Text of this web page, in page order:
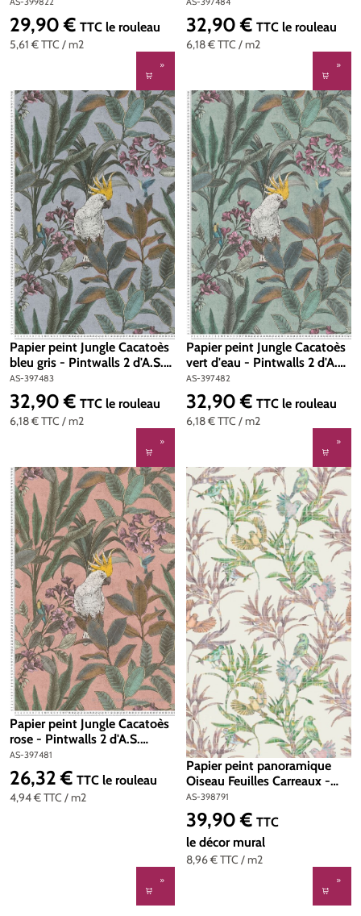
399822
5,61 €TTC / m2
Prix régulier :
29,90 € TTC le rouleau
6,18 €TTC / m2
Prix régulier :
32,90 € TTC le rouleau
Papier peint Jungle Cacatoès
bleu gris - Pintwalls 2 d'A.S.
Création | Réf. AS-397483
AS-397483
6,18 €TTC / m2
Prix régulier :
32,90 € TTC le rouleau
Papier peint Jungle Cacatoès
vert d'eau - Pintwalls 2 d'A.S.
Création | Réf. AS-397482
AS-397482
6,18 €TTC / m2
Prix régulier :
32,90 € TTC le rouleau
Papier peint Jungle Cacatoès
rose - Pintwalls 2 d'A.S.
Création | Réf. AS-397481
AS-397481
4,94 €TTC / m2
Prix régulier :
26,32 € TTC le rouleau
Papier peint panoramique
Oiseau Feuilles Carreaux -
The Wall 3 d'A.S. Création |
Réf. AS-398791
AS-398791
8,96 €TTC / m2
Prix régulier :
39,90 € TTC
le décor mural